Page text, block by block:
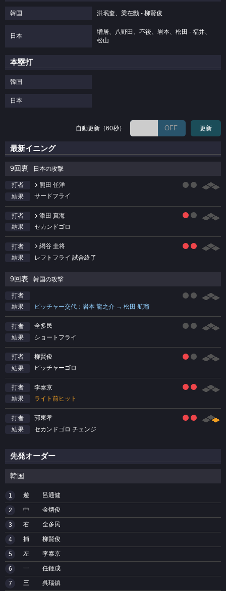
韓国 洪珉奎、梁在勳 - 柳賢俊
日本
増居、八野田、不後、岩本、松田 - 福井、
松山
本塁打
韓国
日本
自動更新（60秒） OFF 更新
最新イニング
9回裏 日本の攻撃
打者
熊田 任洋
結果
サードフライ
打者
添田 真海
結果
セカンドゴロ
打者
網谷 圭将
結果
レフトフライ 試合終了
9回表 韓国の攻撃
打者
結果
ピッチャー交代：岩本 龍之介 → 松田 航瑠
打者
全多民
結果
ショートフライ
打者
柳賢俊
結果
ピッチャーゴロ
打者
李泰京
結果
ライト前ヒット
打者
郭東孝
結果
セカンドゴロ チェンジ
先発オーダー
韓国
1 遊 呂通健
2 中 金炳俊
3 右 全多民
4 捕 柳賢俊
5 左 李泰京
6 一 任鍾成
7 三 呉瑞鎮